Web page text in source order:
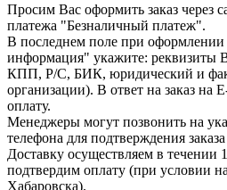
Просим Вас оформить заказ через
платежа "Безналичный платеж".
В последнем поле при оформлении
информация" укажите:
КПП, Р/С, БИК, юридический и
организации). В ответ на заказ на
оплату.
Менеджеры могут позвонить на
телефона для подтверждения
Доставку осуществляем в течении
подтвердим оплату (при условии
Хабаровска).